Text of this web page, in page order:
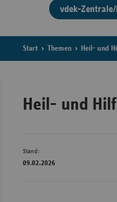
vdek-
Start Themen Heil- und
Heil- und
Stand:
09.02.2026